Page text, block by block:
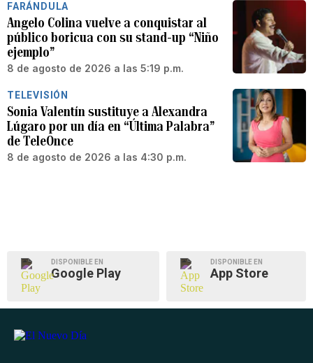
FARÁNDULA
Angelo Colina vuelve a conquistar al
público boricua con su stand-up “Niño
ejemplo”
8 de agosto de 2026 a las 5:19 p.m.
TELEVISIÓN
Sonia Valentín sustituye a Alexandra
Lúgaro por un día en “Última Palabra”
de TeleOnce
8 de agosto de 2026 a las 4:30 p.m.
DISPONIBLE EN
Google Play
DISPONIBLE EN
App Store